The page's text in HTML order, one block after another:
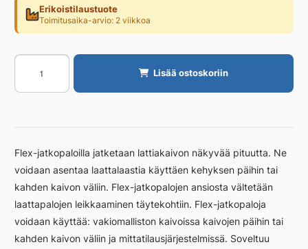
Erikoistilaustuote
Toimitusaika-arvio: 2 viikkoa
Jatkopala
Unidrain
80/10mm
harjattu
Lisää ostoskoriin
Flex-jatkopaloilla jatketaan lattiakaivon näkyvää pituutta. Ne
voidaan asentaa laattalaastia käyttäen kehyksen päihin tai
kahden kaivon väliin. Flex-jatkopalojen ansiosta vältetään
laattapalojen leikkaaminen täytekohtiin. Flex-jatkopaloja
voidaan käyttää: vakiomalliston kaivoissa kaivojen päihin tai
kahden kaivon väliin ja mittatilausjärjestelmissä. Soveltuu